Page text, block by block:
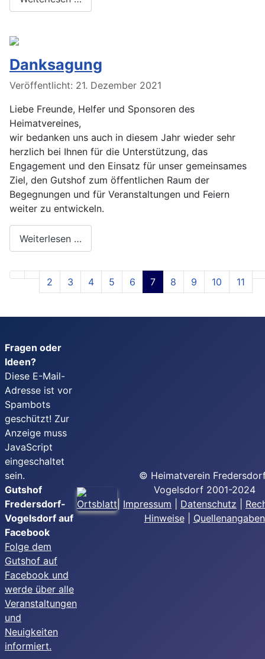
Danksagung
Veröffentlicht: 21. Dezember 2021
Liebe Freunde, Helfer und Sponsoren des
Heimatvereines,
wir bedanken uns auch in diesem Jahr wieder sehr
herzlich bei Ihnen für die Unterstützung, das
Engagement und den Einsatz für unser gemeinsames
Ziel, den Gutshof zum öffentlichen Raum der
Begegnungen und für Veranstaltungen und Feiern
weiter zu entwickeln.
Weiterlesen …
2 3 4 5 6 7 8 9 10 11
Fragen oder
Ideen?
Diese E-Mail-
Adresse ist vor
Spambots
geschützt! Zur
Anzeige muss
JavaScript
eingeschaltet
sein.
Gutshof
Fredersdorf-
Vogelsdorf auf
Facebook
Folge dem
Gutshof auf
Facebook und
werde über alle
Veranstaltungen
und
Neuigkeiten
informiert.
© Heimatverein
Vogelsdorf 2001-2024
Impressum Datenschutz
Hinweise| Quellenangaben